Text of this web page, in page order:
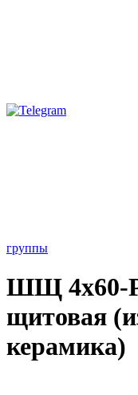
группы
ШЩ 4х60-
щитовая
керамика)